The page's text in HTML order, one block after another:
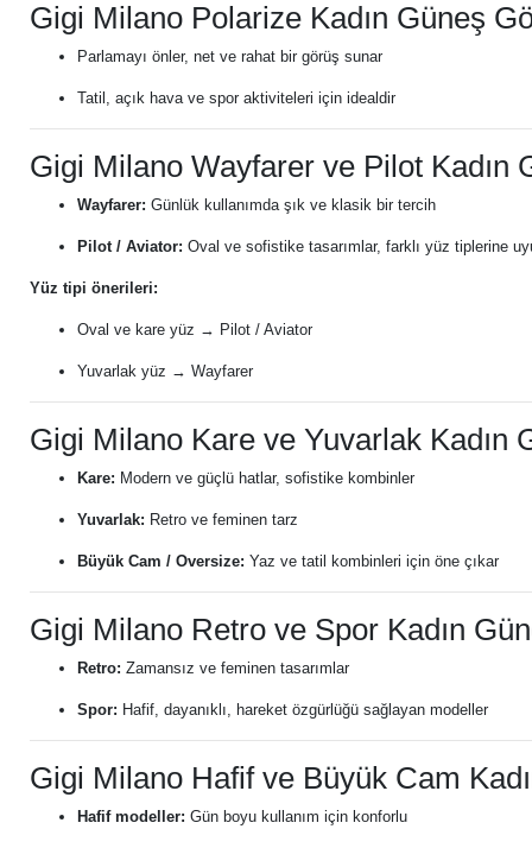
Gigi Milano Polarize Kadın Güneş
Parlamayı önler, net ve rahat bir görüş sunar
Tatil, açık hava ve spor aktiviteleri için idealdir
Gigi Milano Wayfarer ve Pilot Kadın
Wayfarer: Günlük kullanımda şık ve klasik bir tercih
Pilot / Aviator: Oval ve sofistike tasarımlar, farklı yüz tiplerine
Yüz tipi önerileri:
Oval ve kare yüz → Pilot / Aviator
Yuvarlak yüz → Wayfarer
Gigi Milano Kare ve Yuvarlak Kadın
Kare: Modern ve güçlü hatlar, sofistike kombinler
Yuvarlak: Retro ve feminen tarz
Büyük Cam / Oversize: Yaz ve tatil kombinleri için öne çıkar
Gigi Milano Retro ve Spor Kadın
Retro: Zamansız ve feminen tasarımlar
Spor: Hafif, dayanıklı, hareket özgürlüğü sağlayan modeller
Gigi Milano Hafif ve Büyük Cam
Hafif modeller: Gün boyu kullanım için konforlu